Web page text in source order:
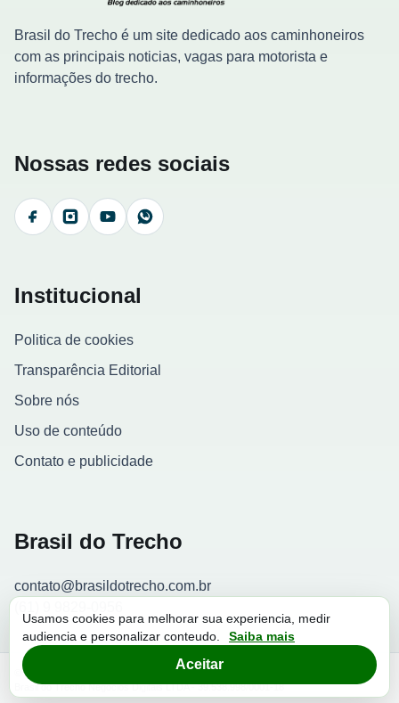
Brasil do Trecho é um site dedicado aos caminhoneiros
com as principais noticias, vagas para motorista e
informações do trecho.
Nossas redes sociais
FacebookInstagramYouTubeWhatsApp
Institucional
Politica de cookies
Transparência Editorial
Sobre nós
Uso de conteúdo
Contato e publicidade
Brasil do Trecho
contato@brasildotrecho.com.br
Contador de visitantes
© 2026 Brasil do Trecho. Todos os direitos reservados.
Brasil do Trecho Negocios Digitais LTDA - 39.538.998/0001-18
Usamos cookies para melhorar sua experiencia, medir
audiencia e personalizar conteudo.
Saiba mais
Aceitar